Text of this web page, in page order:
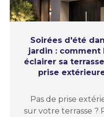
Soirées d'été
jardin : comment
éclairer sa
prise
Pas de prise
sur votre terrasse ?